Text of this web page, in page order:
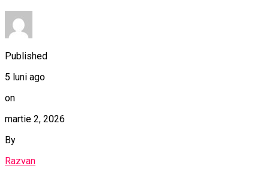
Published
5 luni ago
on
martie 2, 2026
By
Razvan